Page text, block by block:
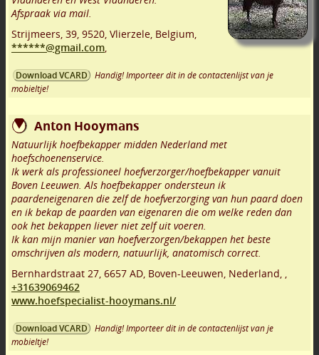
Afspraak via mail.
Strijmeers, 39, 9520, Vlierzele, Belgium,
******@gmail.com,
Download VCARD
Handig! Importeer dit in de contactenlijst van je
mobieltje!
Anton Hooymans
Natuurlijk hoefbekapper midden Nederland met
hoefschoenenservice.
Ik werk als professioneel hoefverzorger/hoefbekapper vanuit
Boven Leeuwen. Als hoefbekapper ondersteun ik
paardeneigenaren die zelf de hoefverzorging van hun paard doen
en ik bekap de paarden van eigenaren die om welke reden dan
ook het bekappen liever niet zelf uit voeren.
Ik kan mijn manier van hoefverzorgen/bekappen het beste
omschrijven als modern, natuurlijk, anatomisch correct.
Bernhardstraat 27, 6657 AD, Boven-Leeuwen, Nederland, ,
+31639069462
www.hoefspecialist-hooymans.nl/
Download VCARD
Handig! Importeer dit in de contactenlijst van je
mobieltje!